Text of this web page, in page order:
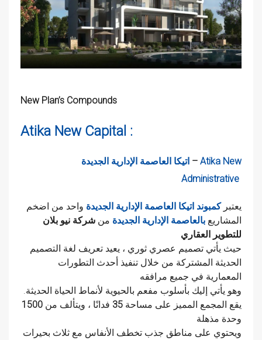
New Plan’s Compounds
Atika New Capital :
اتيكا العاصمة الإدارية الجديدة – Atika New
Administrative
يعتبركمبوند اتيكا العاصمة الإدارية الجديدة واحد من اضخم
المشاريع بالعاصمة الإدارية الجديدة من شركة نيو بلان
للتطوير العقاري
حيث يأتي تصميم عصري ثوري ، يعيد تعريف لغة التصميم
الحديثة المشتركة من خلال تنفيذ أحدث التطورات
المعمارية في جميع مرافقه
وهو يأتي إليك بأسلوب مفعم بالحيوية لأنماط الحياة الحديثة.
يقع المجمع المميز على مساحة 35 فدانًا ، ويتألف من 1500
وحدة مذهلة
ويحتوي على مناطق جذب تخطف الأنفاس مع ثلاث بحيرات